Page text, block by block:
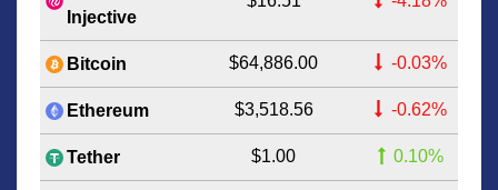
Injective
Bitcoin $64,886.00 -0.03%
Ethereum $3,518.56 -0.62%
Tether $1.00 0.10%